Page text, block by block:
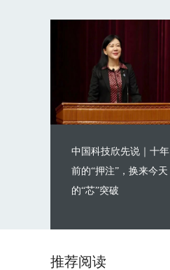
中国科技欣先说｜十年
前的“押注”，换来今天
的“芯”突破
推荐阅读